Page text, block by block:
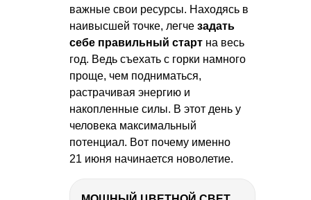
важные свои ресурсы. Находясь в
наивысшей точке, легче задать
себе правильный старт на весь
год. Ведь съехать с горки намного
проще, чем подниматься,
растрачивая энергию и
накопленные силы. В этот день у
человека максимальный
потенциал. Вот почему именно
21 июня начинается новолетие.